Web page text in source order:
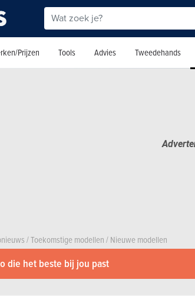
Prijzen Tools Advies Tweedehands
/Toekomstige modellen/Nieuwe modellen
die het beste bij jou past